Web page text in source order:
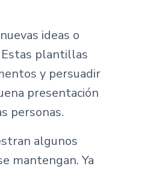
ideas o
Estas plantillas
y persuadir
presentación
personas.
algunos
mantengan. Ya